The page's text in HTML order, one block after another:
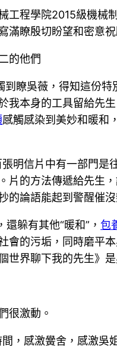
工程學院2015級機械
瞭殷切盼望和密意祝
的他們
到瞭吳薇，得知這份特
我本身的工具留給先
感觸感染到美妙和暖和
明信片中有一部門
片的方法傳遞給先生
的論語能起到警醒催
還躲有其他“暖和”，包
會的污垢，同時磨平
世界聊下我的先生》
很激動。
，感激黌舍，感激吳